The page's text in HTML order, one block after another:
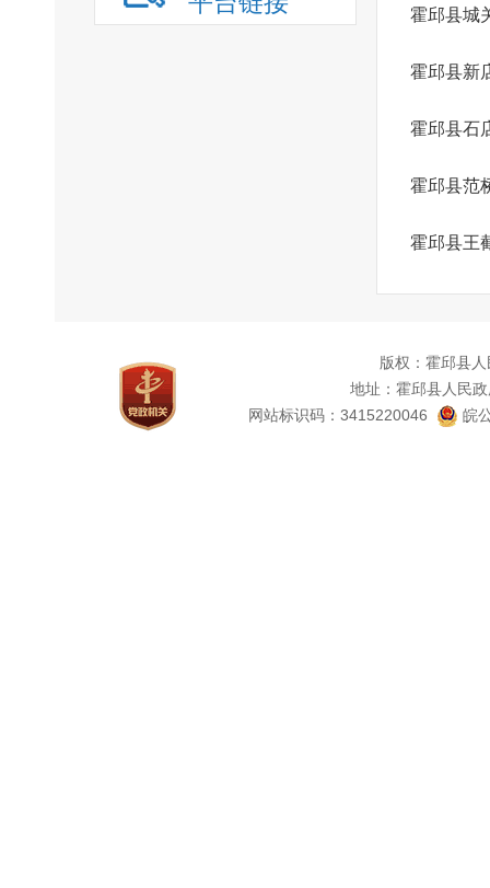
霍邱县城
霍邱县新
霍邱县石
霍邱县范
霍邱县王
版权：霍邱县
地址：霍邱县人民
网站标识码：3415220046
皖